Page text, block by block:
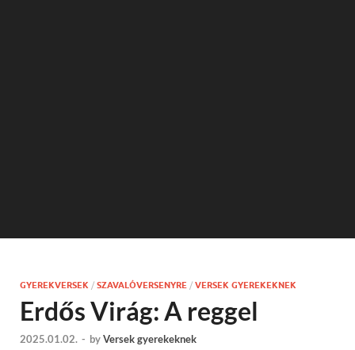
GYEREKVERSEK / SZAVALÓVERSENYRE / VERSEK GYEREKEKNEK
Erdős Virág: A reggel
2025.01.02. - byVersek gyerekeknek